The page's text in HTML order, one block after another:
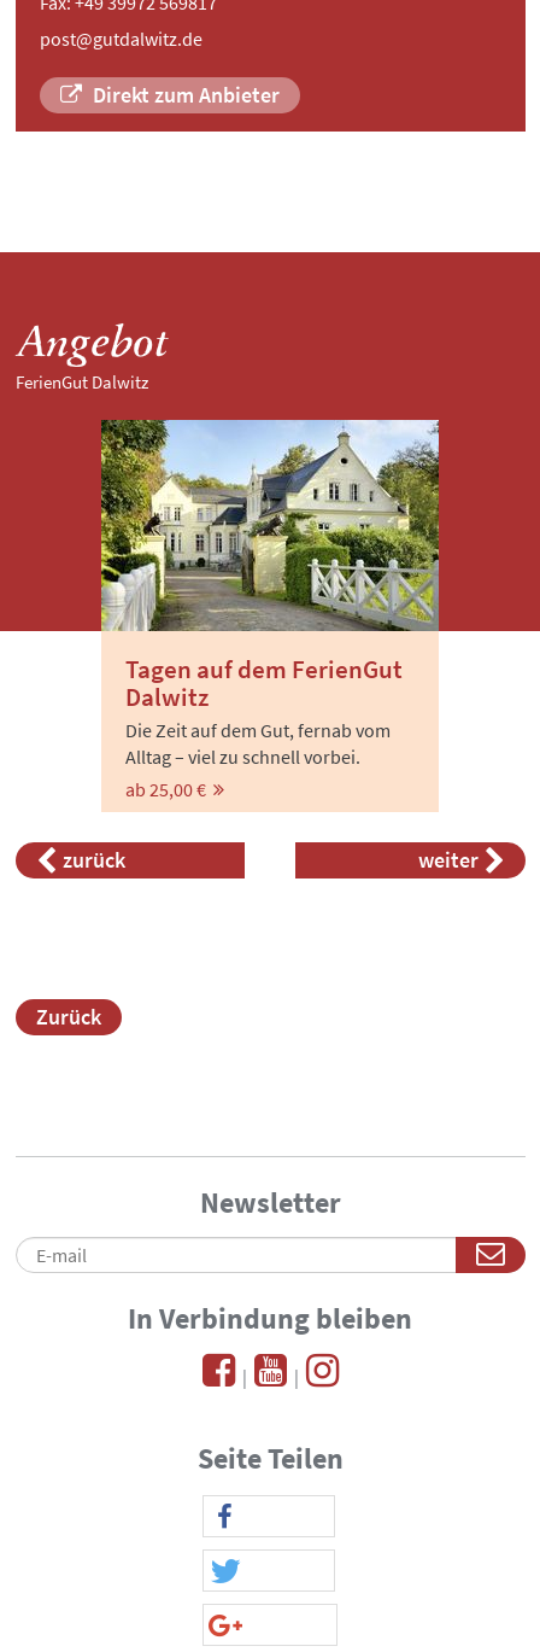
post@gutdalwitz.de
Direkt zum Anbieter
Angebot
FerienGut Dalwitz
Tagen auf dem FerienGut
Dalwitz
Die Zeit auf dem Gut, fernab vom
Alltag – viel zu schnell vorbei.
ab 25,00 €
zurück weiter
Zurück
Newsletter
In Verbindung bleiben
| |
Seite Teilen